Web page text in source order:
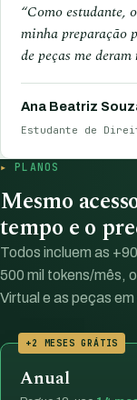
“Como estudante,
minha preparação
de peças me
Ana Beatriz
Estudante de
PLANOS
Mesmo
tempo e o
Todos incluem as
500 mil tokens/mês,
Virtual e as peças
+2 MESES GRÁTIS
Anual